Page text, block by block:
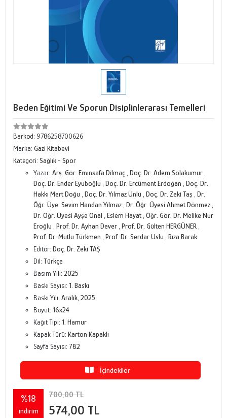
Beden Eğitimi Ve Sporun Disiplinlerarası Temelleri
Barkod: 9786258700626
Marka: Gazi Kitabevi
Kategori: Sağlık - Spor
Yazar: Arş. Gör. Eminsafa Dilmaç Doç. Dr. Adem Solakumur
Doç. Dr. Ender Eyuboğlu
Doç. Dr. Ercüment Erdoğan
Doç. Dr.
Hakkı Mert Doğu
Doç. Dr. Yılmaz Ünlü Doç. Dr. Zeki Taş
Dr.
Öğr. Üye. Sevim Handan Yılmaz Dr. Öğr. Üyesi Ahmet Dönmez
Dr. Öğr. Üyesi Ayşe Önal
Eslem Hayat Öğr. Gör. Dr. Melike Nur
Eroğlu
Prof. Dr. Ayhan Dever Prof. Dr. Gülten HERGÜNER
Prof. Dr. Mutlu Türkmen
Prof. Dr. Serdar Uslu
Rıza Barak
Editör: Doç. Dr. Zeki TAŞ
Dil: Türkçe
Basım Yılı: 2025
Baskı Sayısı: 1. Baskı
Baskı Yılı: Aralık, 2025
Boyut: 16x24
Kağıt Tipi: 1. Hamur
Kapak Türü: Karton Kapaklı
Sayfa Sayısı: 782
İçindekiler
%18
indirim
700,00 TL
574,00 TL